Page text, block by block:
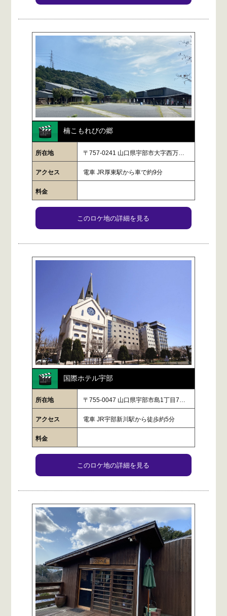
楠こもれびの郷
所在地 〒757-0241 山口県宇部市大字西万…
アクセス 電車 JR厚東駅から車で約9分
料金
このロケ地の詳細を見る
国際ホテル宇部
所在地 〒755-0047 山口県宇部市島1丁目7…
アクセス 電車 JR宇部新川駅から徒歩約5分
料金
このロケ地の詳細を見る